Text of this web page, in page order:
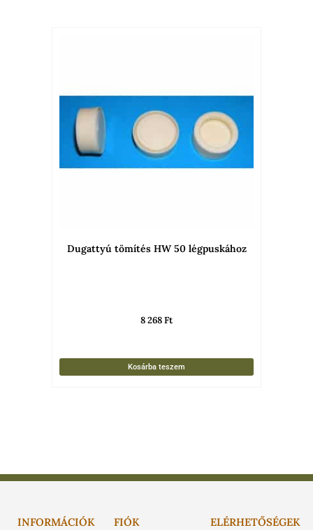
Dugattyú tömítés HW 50 légpuskához
8 268Ft
Kosárba teszem
INFORMÁCIÓK FIÓK ELÉRHETŐSÉGEK